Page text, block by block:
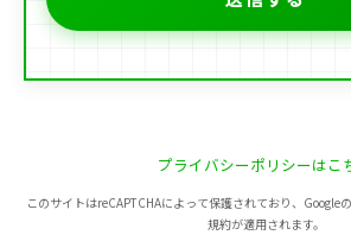
プライバシーポリシーはこ
このサイトはreCAPTCHAによって保護されており、Google
規約が適用されます。